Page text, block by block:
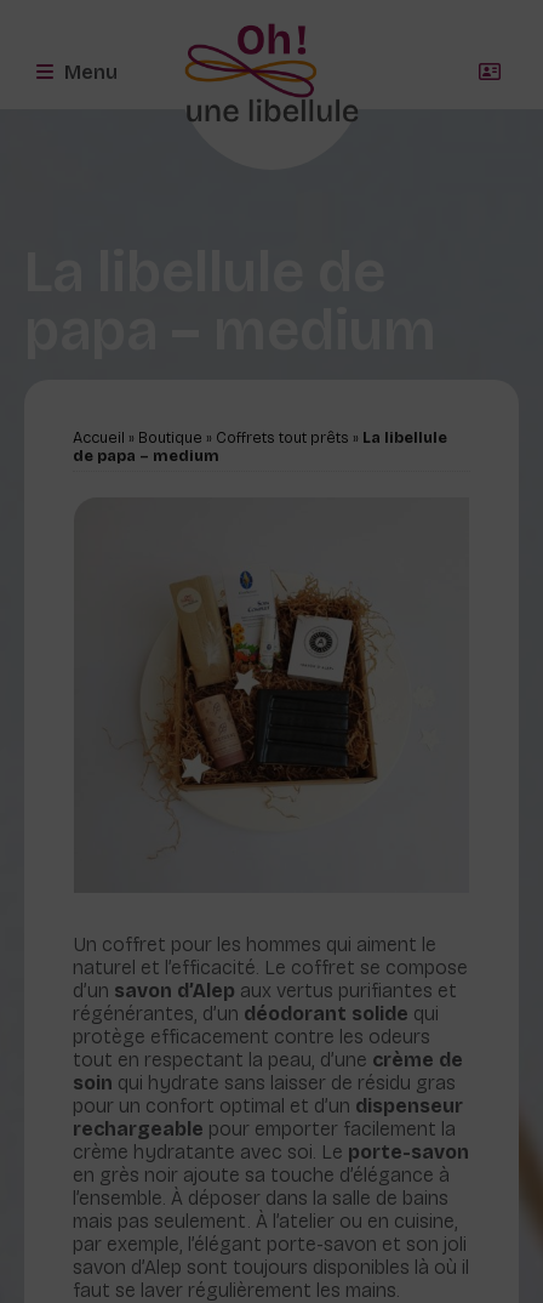
Menu
Accueil » Boutique » Coffrets tout prêts » La libellule
de papa – medium
Un coffret pour les hommes qui aiment le
naturel et l’efficacité. Le coffret se compose
d’un savon d’Alep aux vertus purifiantes et
régénérantes, d’un déodorant solide qui
protège efficacement contre les odeurs
tout en respectant la peau, d’une crème de
soin qui hydrate sans laisser de résidu gras
pour un confort optimal et d’un dispenseur
rechargeable pour emporter facilement la
crème hydratante avec soi. Le porte-savon
en grès noir ajoute sa touche d’élégance à
l’ensemble. À déposer dans la salle de bains
mais pas seulement. À l’atelier ou en cuisine,
par exemple, l’élégant porte-savon et son joli
savon d’Alep sont toujours disponibles là où il
faut se laver régulièrement les mains.